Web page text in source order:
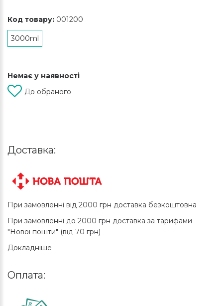
Код товару: 001200
3000ml
Немає у наявності
До обраного
Доставка:
При замовленні від 2000 грн доставка безкоштовна
При замовленні до 2000 грн доставка за тарифами
"Нової пошти" (від 70 грн)
Докладніше
Оплата: